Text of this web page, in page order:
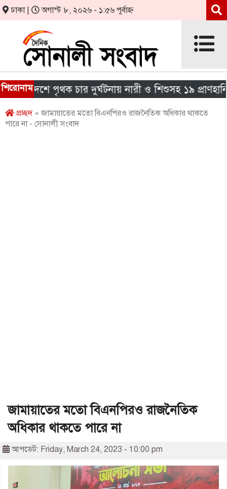
ঢাকা | অগাস্ট ৮, ২০২৬ - ১:৫৬ পূর্বাহ্ন
শিরোনাম
দেশে পৃথক চার দুর্ঘটনায় নারী ও শিশুসহ ১৯ প্রাণহানি
প্রচ্ছদ» জামায়াতের মতো বিএনপিরও রাজনৈতিক অধিকার থাকতে
পারে না - সোনালী সংবাদ
জামায়াতের মতো বিএনপিরও রাজনৈতিক
অধিকার থাকতে পারে না
আপডেট: Friday, March 24, 2023 - 10:00 pm